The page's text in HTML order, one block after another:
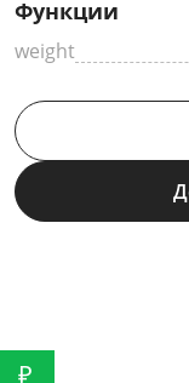
Функции
weight
₽